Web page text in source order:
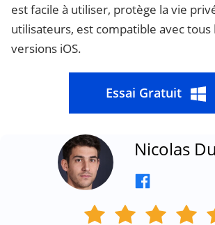
est facile à utiliser, protège la vie
utilisateurs, est compatible avec tous
versions iOS.
Essai Gratuit
Nicolas